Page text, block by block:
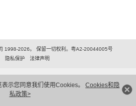
示您同意我们使用Cookies。 Cookies和隐
私政策>
1998-2026。 保留一切权利。粤A2-20044005号
隐私保护
法律声明